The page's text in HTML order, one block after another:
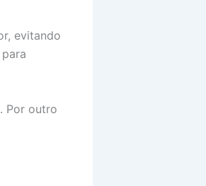
evitando
Por outro